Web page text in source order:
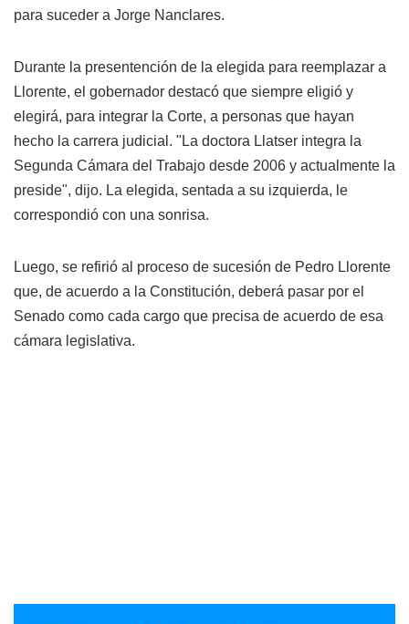
para suceder a Jorge Nanclares.
Durante la presentención de la elegida para reemplazar a
Llorente, el gobernador destacó que siempre eligió y
elegirá, para integrar la Corte, a personas que hayan
hecho la carrera judicial. "La doctora Llatser integra la
Segunda Cámara del Trabajo desde 2006 y actualmente la
preside", dijo. La elegida, sentada a su izquierda, le
correspondió con una sonrisa.
Luego, se refirió al proceso de sucesión de Pedro Llorente
que, de acuerdo a la Constitución, deberá pasar por el
Senado como cada cargo que precisa de acuerdo de esa
cámara legislativa.